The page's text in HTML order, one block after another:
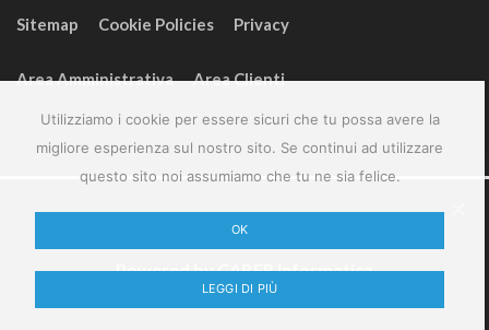
Utilizziamo i cookie per essere sicuri che tu possa avere la
migliore esperienza sul nostro sito. Se continui ad utilizzare
questo sito noi assumiamo che tu ne sia felice.
OK
LEGGI DI PIÙ
Sitemap Cookie Policies Privacy
Area Amministrativa Area Clienti
2024 – GeneralFarm srl – P.IVA 00127580355
Powered byCABER Informatica